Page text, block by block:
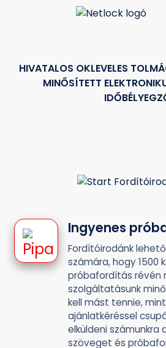
HIVATALOS OKLEVELES
MINŐSÍTETT
Ingyenes
Fordítóirodánk
számára, hogy 1500
próbafordítás révén
szolgáltatásunk
kell mást tennie,
ajánlatkéréssel
elküldeni számunkra
szöveget és